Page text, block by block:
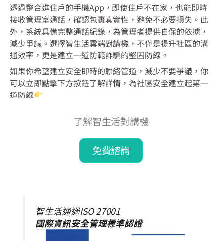
透過整合進住戶的手機App，即使住戶不在家，也能即時
接收管理室通話，確認包裹真實性，避免不必要損失。此
外，系統具備完整通話紀錄，為管理者提供自保的依據，
減少爭議。選擇智生活雲端對講機，不僅是提升社區的溝
通效率，更是建立一道防範詐騙的堅固防線。
如果你希望建立安全即時的聯絡管道，減少不要爭議，你
可以立即點擊下方按鈕了解詳情，為社區安全建立起第一
道防線
了解智生活對講機​
免費諮詢
智生活通過ISO 27001
國際資訊安全管理標準認證